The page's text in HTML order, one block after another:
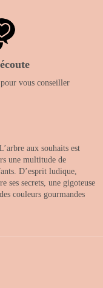
vous conseiller
aux souhaits est
une multitude de
D’esprit ludique,
ses secrets, une gigoteuse
couleurs gourmandes